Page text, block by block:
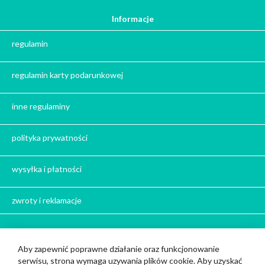
Prezent na święta
Prezent dla chłopaka na święta
Prezent dla koleżanki na święta
Prezent dla mamy na święta
Prezent dla brata na święta
Informacje
regulamin
regulamin karty podarunkowej
inne regulaminy
polityka prywatności
wysyłka i płatności
zwroty i reklamacje
Bądź z nami w kontakcie
Cup and You z siedzibą w Strzelcach Opolskich
Aby zapewnić poprawne działanie oraz funkcjonowanie
serwisu, strona wymaga uzywania plików cookie. Aby uzyskać